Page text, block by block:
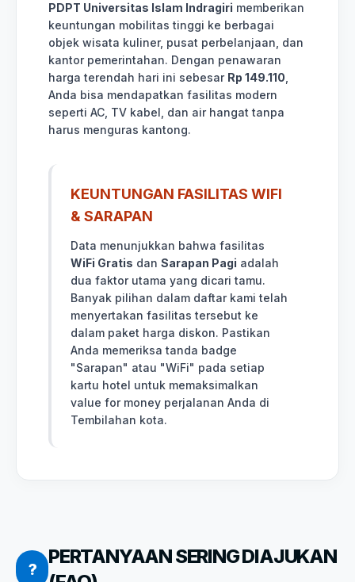
PDPT Universitas Islam Indragiri memberikan
keuntungan mobilitas tinggi ke berbagai
objek wisata kuliner, pusat perbelanjaan, dan
kantor pemerintahan. Dengan penawaran
harga terendah hari ini sebesar Rp 149.110
Anda bisa mendapatkan fasilitas modern
seperti AC, TV kabel, dan air hangat tanpa
harus menguras kantong.
KEUNTUNGAN FASILITAS WIFI
& SARAPAN
Data menunjukkan bahwa fasilitas
WiFi Gratis dan Sarapan Pagi adalah
dua faktor utama yang dicari tamu.
Banyak pilihan dalam daftar kami telah
menyertakan fasilitas tersebut ke
dalam paket harga diskon. Pastikan
Anda memeriksa tanda badge
"Sarapan" atau "WiFi" pada setiap
kartu hotel untuk memaksimalkan
value for money perjalanan Anda di
Tembilahan kota.
?
PERTANYAAN SERING DIAJUKAN